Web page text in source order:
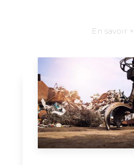
En savoir +